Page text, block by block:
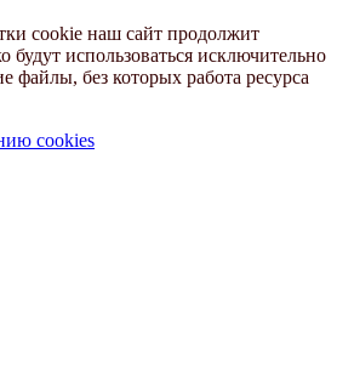
cookie наш сайт продолжит
будут использоваться исключительно
файлы, без которых работа ресурса
cookies